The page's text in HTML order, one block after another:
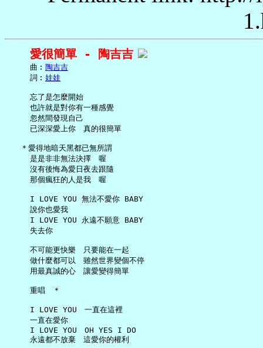
愛很簡單 - 陶吉吉
     曲︰
陶吉吉
     詞︰
娃娃
     忘了是怎麼開始
     也許就是對你有一種感覺
     忽然間發現自己
     已深深愛上你　真的很簡單
   ＊愛得地暗天黑都已無所謂
     是是非非無法決擇　喔
     沒有後悔為愛日夜去跟隨
     那個瘋狂的人是我　喔
     I LOVE YOU 無法不愛你 BABY
     說你也愛我
     I LOVE YOU 永遠不願意 BABY
     失去你
     不可能更快樂　只要能在一起
     做什麼都可以　雖然世界變個不停
     用最真誠的心　讓愛變得簡單
     重唱　＊
     I LOVE YOU　一直在這裡
     一直在愛你
     I LOVE YOU　OH YES I DO
     永遠都不放棄　這愛你的權利